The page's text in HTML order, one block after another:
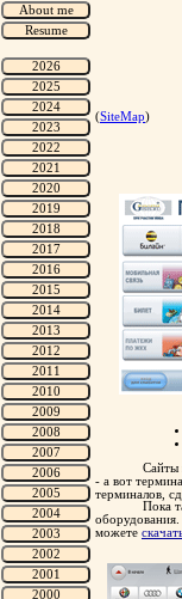
(SiteMap)
Сайты
- а вот
терминалов,
Пока
можете